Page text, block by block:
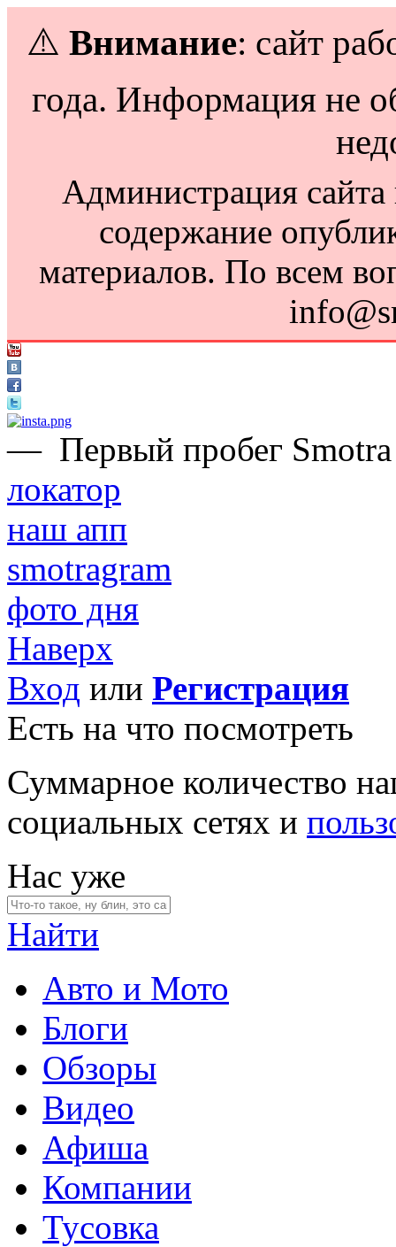
⚠️ Внимание: сайт
года. Информация не
Администрация сайта
содержание
материалов. По всем
— Первый пробег
локатор
наш апп
smotragram
фото дня
Наверх
Вход или Регистрация
Есть на что посмотреть
Суммарное количество
социальных сетях и
Нас уже
Найти
Авто и Мото
Блоги
Обзоры
Видео
Афиша
Компании
Тусовка